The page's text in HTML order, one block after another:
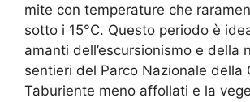
mite con temperature che
sotto i 15°C. Questo periodo è
amanti dell’escursionismo e della
sentieri del Parco Nazionale della
Taburiente meno affollati e la